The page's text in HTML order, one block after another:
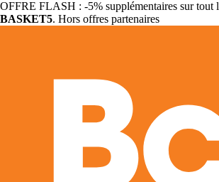
OFFRE FLASH : -5% supplémentaires sur tout
BASKET5. Hors offres partenaires